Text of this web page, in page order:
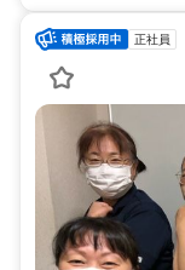
正社員